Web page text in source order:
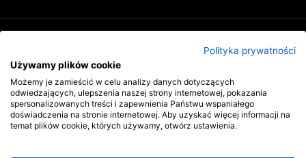
Polityka prywatności
Używamy plików cookie
Możemy je zamieścić w celu analizy danych dotyczących
odwiedzających, ulepszenia naszej strony internetowej, pokazania
spersonalizowanych treści i zapewnienia Państwu wspaniałego
doświadczenia na stronie internetowej. Aby uzyskać więcej informacji na
temat plików cookie, których używamy, otwórz ustawienia.